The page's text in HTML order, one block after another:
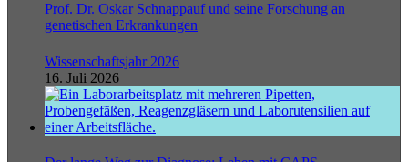
Prof. Dr. Oskar Schnappauf und seine Forschung an
genetischen Erkrankungen
Wissenschaftsjahr 2026
16. Juli 2026